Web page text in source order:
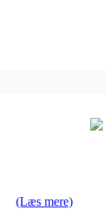
(Læs mere)